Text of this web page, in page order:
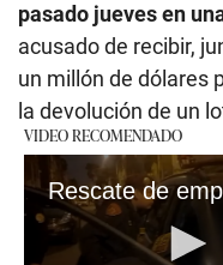
pasado jueves en
acusado de recibir,
un millón de dólares
la devolución de un
VIDEO RECOMENDADO